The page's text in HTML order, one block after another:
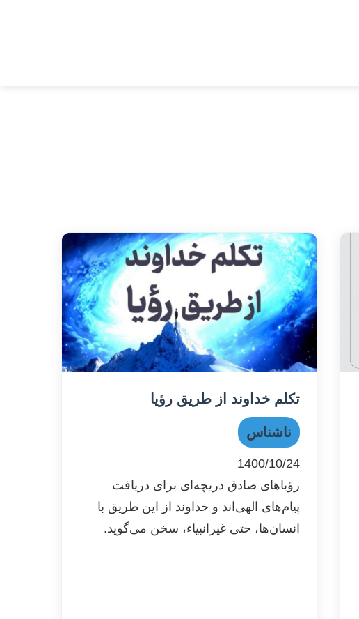
تکلم خداوند از طریق رؤیا
ناشناس
1400/10/24
رؤیاهای صادق دریچه‌ای برای دریافت
پیام‌های الهی‌اند و خداوند از این طریق با
انسان‌ها، حتی غیرانبیاء، سخن می‌گوید.